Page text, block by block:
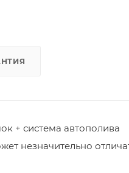
+ система автополива
незначительно